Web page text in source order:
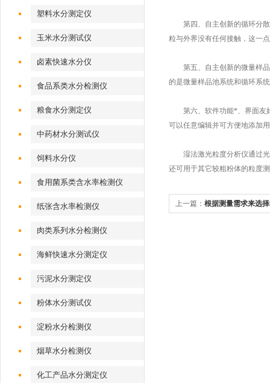
塑料水分测定仪
玉米水分测试仪
卤素快速水分仪
食品系类水分检测仪
粮食水分测定仪
中药材水分测试仪
饲料水分仪
食用菌系类含水率检测仪
纸张含水率检测仪
肉类系列水分检测仪
海鲜快速水分测定仪
污泥水分测定仪
粉体水分测试仪
淀粉水分检测仪
烟草水分检测仪
化工产品水分测定仪
第四、自主创新的循环分散
粒与外界没有任何接触，这一
第五、自主创新的微量样品
的是微量样品池系统和循环系
第六、软件功能*、界面友好
可以任意编辑并可方便地添加
湿法激光粒度分析仪通过光
还可用于其它较粗粉体的粒度
上一篇： 根据测量需求来选